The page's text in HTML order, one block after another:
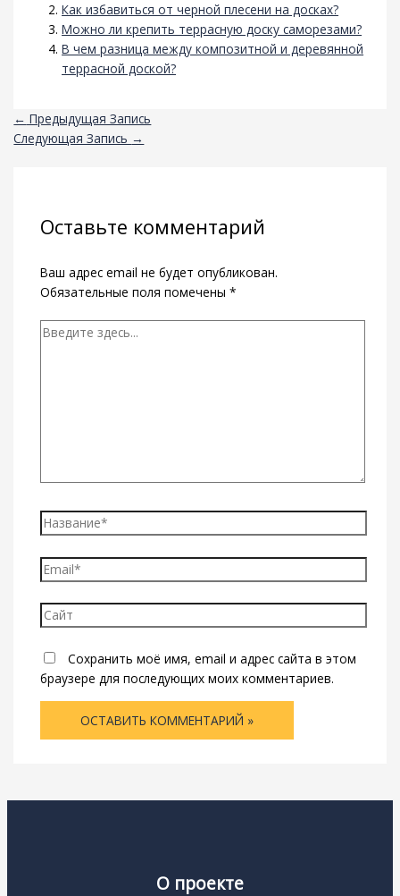
Как избавиться от черной плесени на досках?
Можно ли крепить террасную доску саморезами?
В чем разница между композитной и деревянной
террасной доской?
← Предыдущая Запись
Следующая Запись →
Оставьте комментарий
Ваш адрес email не будет опубликован.
Обязательные поля помечены *
Введите
Название*
Email*
Сайт
Сохранить моё имя, email и адрес сайта в этом
браузере для последующих моих комментариев.
О проекте